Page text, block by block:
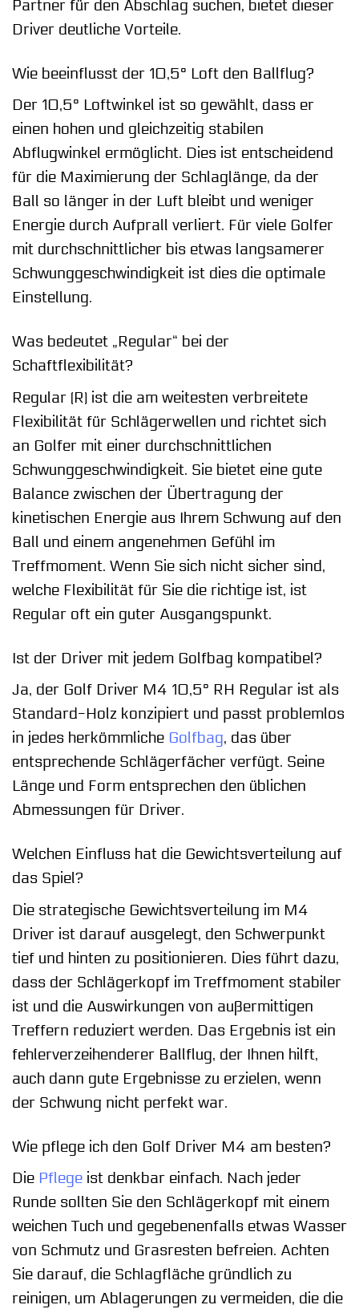
Partner für den Abschlag suchen, bietet dieser
Driver deutliche Vorteile.
Wie beeinflusst der 10,5° Loft den Ballflug?
Der 10,5° Loftwinkel ist so gewählt, dass er
einen hohen und gleichzeitig stabilen
Abflugwinkel ermöglicht. Dies ist entscheidend
für die Maximierung der Schlaglänge, da der
Ball so länger in der Luft bleibt und weniger
Energie durch Aufprall verliert. Für viele Golfer
mit durchschnittlicher bis etwas langsamerer
Schwunggeschwindigkeit ist dies die optimale
Einstellung.
Was bedeutet „Regular“ bei der
Schaftflexibilität?
Regular (R) ist die am weitesten verbreitete
Flexibilität für Schlägerwellen und richtet sich
an Golfer mit einer durchschnittlichen
Schwunggeschwindigkeit. Sie bietet eine gute
Balance zwischen der Übertragung der
kinetischen Energie aus Ihrem Schwung auf den
Ball und einem angenehmen Gefühl im
Treffmoment. Wenn Sie sich nicht sicher sind,
welche Flexibilität für Sie die richtige ist, ist
Regular oft ein guter Ausgangspunkt.
Ist der Driver mit jedem Golfbag kompatibel?
Ja, der Golf Driver M4 10,5° RH Regular ist als
Standard-Holz konzipiert und passt problemlos
in jedes herkömmliche Golfbag, das über
entsprechende Schlägerfächer verfügt. Seine
Länge und Form entsprechen den üblichen
Abmessungen für Driver.
Welchen Einfluss hat die Gewichtsverteilung auf
das Spiel?
Die strategische Gewichtsverteilung im M4
Driver ist darauf ausgelegt, den Schwerpunkt
tief und hinten zu positionieren. Dies führt dazu,
dass der Schlägerkopf im Treffmoment stabiler
ist und die Auswirkungen von außermittigen
Treffern reduziert werden. Das Ergebnis ist ein
fehlerverzeihenderer Ballflug, der Ihnen hilft,
auch dann gute Ergebnisse zu erzielen, wenn
der Schwung nicht perfekt war.
Wie pflege ich den Golf Driver M4 am besten?
Die Pflege ist denkbar einfach. Nach jeder
Runde sollten Sie den Schlägerkopf mit einem
weichen Tuch und gegebenenfalls etwas Wasser
von Schmutz und Grasresten befreien. Achten
Sie darauf, die Schlagfläche gründlich zu
reinigen, um Ablagerungen zu vermeiden, die die